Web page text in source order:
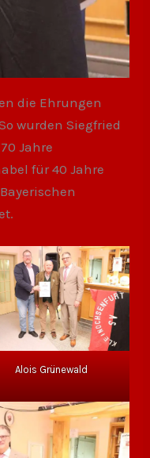
die Ehrungen
wurden Siegfried
Jahre
für 40 Jahre
Alois Grünewald